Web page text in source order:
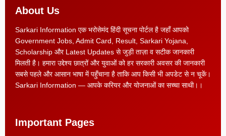
About Us
Sarkari Information एक भरोसेमंद हिंदी सूचना पोर्टल है जहाँ आपको
Government Jobs, Admit Card, Result, Sarkari Yojana,
Scholarship और Latest Updates से जुड़ी ताज़ा व सटीक जानकारी
मिलती है। हमारा उद्देश्य छात्रों और युवाओं को हर सरकारी अवसर की जानकारी
सबसे पहले और आसान भाषा में पहुँचाना है ताकि आप किसी भी अपडेट से न चूकें।
Sarkari Information — आपके करियर और योजनाओं का सच्चा साथी।।
Important Pages